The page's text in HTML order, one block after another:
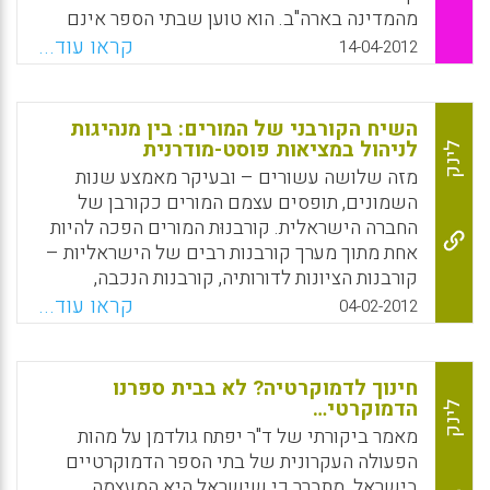
בטבעו של "האדם השלם" ( תמר לוין ) .
WhatsApp
Facebook
Email
X
מהמדינה בארה"ב. הוא טוען שבתי הספר אינם
מבחינים בין הוראה ולמידה, שהם מנותקים
ומובילים לקוצר יד פסיכולוגי. תפקידם של בתי
הספר בחברה כה מושרש עד כי מוסדות אחרים
נמנעים מלעסוק במטרות חינוכיות. הדבר נעוץ
לדעתו בתפיסה המוטעית שרוב הלמידה היא
תוצאה של הוראה בעוד שבפועל מרבית הלמידה
מתרחשת באופן אקראי מחוץ לכותלי בית הספר (
Clark, Donald).
WhatsApp
Facebook
Email
X
14-04-2012 קראו עוד...
לינק
השיח הקורבני של המורים: בין מנהיגות
לניהול במציאות פוסט-מודרנית
מזה שלושה עשורים – ובעיקר מאמצע שנות
השמונים, תופסים עצמם המורים כקורבן של
החברה הישראלית. קורבנוּת המורים הפכה להיות
אחת מתוך מערך קורבנות רבים של הישראליות –
קורבנות הציונות לדורותיה, קורבנות הנכבה,
קורבנות הפריפריה, קורבנות הגבריות
השוביניסטית, קורבנות האדם הלבן והמערב ועד
קורבנות מגדריים (גן, 2011). אף כי המציאות
בעלת מרכיבים פוסט מודרניים, או כדברי באומן,
אין היא קבועה ויש בה ממדים דינמיים אשר
יכולים להניע את שיח המורים אל מחוץ למצור של
הקורבנות לעבר בנייה והתחדשות חינוכית. למורים
04-02-2012 קראו עוד...
לינק
חינוך לדמוקרטיה? לא בבית ספרנו
הדמוקרטי…
מאמר ביקורתי של ד"ר יפתח גולדמן על מהות
הפעולה העקרונית של בתי הספר הדמוקרטיים